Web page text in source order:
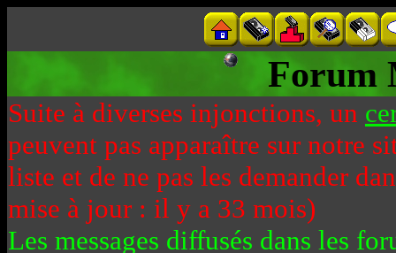
Forum
Suite à diverses injonctions, un
peuvent pas apparaître sur notre
liste et de ne pas les demander
mise à jour : il y a 33 mois)
Les messages diffusés dans les